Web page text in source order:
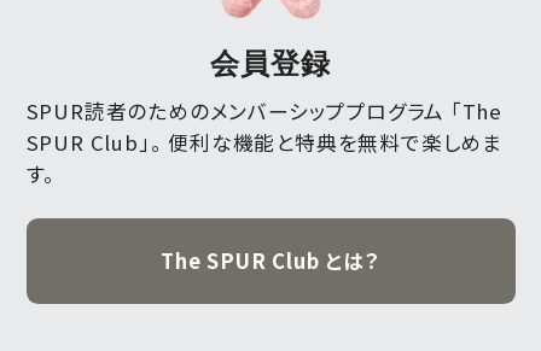
会員登録
SPUR読者のためのメンバーシッププログラム 「The
SPUR Club」。 便利な機能と特典を無料で楽しめま
す。
The SPUR Club とは？